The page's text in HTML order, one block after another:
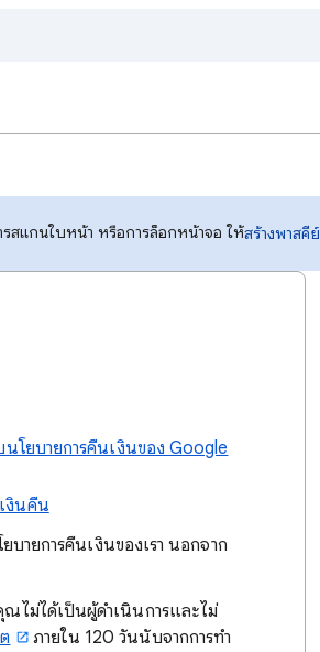
รสแกนใบหน้า หรือการล็อกหน้าจอ ให้สร้างพาสคีย์
นโยบายการคืนเงินของ Google
งินคืน
ายการคืนเงินของเรา นอกจาก
ไม่ได้เป็นผู้ดำเนินการและไม่
ภายใน 120 วันนับจากการทำ